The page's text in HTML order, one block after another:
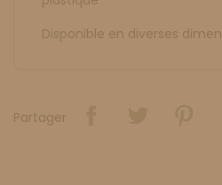
Disponible en diverses
Partager